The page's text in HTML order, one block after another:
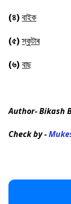
(৪) বাইক
(৫)স্কুটাৰ
(৬) বাছ
Author- Bikash
Check by -